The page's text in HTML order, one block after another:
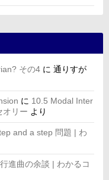
その4 に 通りすが
に 10.5 Modal Inter
オリー より
and a step 問題 | わ
進曲の余談 | わかるコ